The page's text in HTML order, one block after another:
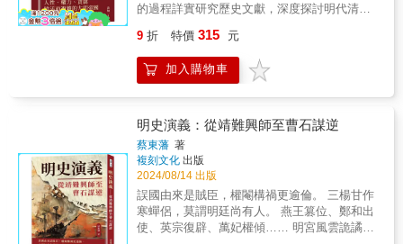
滾啊滾，終於要滾到西天啦！前面所有的劫難
只是灑灑水，目的地近在眼前，超可愛四師徒
妖取經」闖關知識遊戲本꧂✧連連看、著色
畫、小考驗、走迷宮！跟著西天取經團一起闖
關得分！✧◆來到最終集，終於有妖精不想吃
唐好男兒一名嘛！老鼠生的兒子會打洞，那老
鼠精和唐僧生的兒子會？？？（唐僧：欸不
是，大家都忘了我是個和尚嗎⋯⋯）◆居然來
到最終集，才有人想跟我們三個武藝高強的徒
弟拜師學藝，我們可是一路打爆那麼多妖怪
耶！◆桃花開爆！居然一集內有兩個妖精想嫁
我師父？兔子精其實很可愛啊～～師父你就從
農民、商人各路英雄造反的昏君都有，但逼得
自家宮女造反的，嘉靖絕對是獨一份。這次奇
官，不過個中詳情只能淪為永久的宮闈祕辛
了。我們且看李春芳是如何用《西遊記》來演
繹道聽塗說，蜘蛛精、蜈蚣精、賽太歲、朱紫
漪。 本書特色：本書為黃如一所著，透過深入
剖析《西遊記》的隱喻，揭示其背後的官場現
實和明代史實。金角大王、紅孩兒、女兒國等
情節，對應明朝的政治事件和社會現實。書中
更探討了佛教與道教的宗教競爭、皇權與私臣
的鬥爭，透過對神魔故事的解碼，提供了全新
的歷史和政治洞見。
事，則將忠臣的智慧與勇氣表現得淋漓盡致。
卷三，透過細緻描繪白圭討伐鄖陽盜賊、韓雍
攻破藤峽瑤族等戰事，展現了明朝軍事謀略與
武功。詳述汪直竊權、君臣爭鬥及反叛勢力的
鎮壓過程，揭示朝廷內部的陰謀與矛盾。此外
更描繪了君主在邊塞巡遊、與歌婦佳麗的風流
韻事，及忠臣直諫被杖斃的悲劇，描繪了明朝
中期的政治風雲和人情冷暖。
這個症狀。然而徐階身後，高拱、張居正重現
徐有貞、曹吉祥的模式，與太監結盟。張居正
貪腐問題暴露無遺，導致末世腐朽景象。歷史
評價他：「明非亡於崇禎，實亡於萬曆。」他
的改革成效受質疑，人們對他的崇拜更多是一
代，資本主義萌芽於腐朽土地中，新芽能否帶
領帝國走過歷史關口？▎復發：閹黨歸來張居
正為了與高拱爭權，重新放出了後宮政治這個
封印半世紀的邪惡力量。真正可怕的是，徐有
貞之後就是焦芳，閹黨捲土重來。這次是更凶
殘的「九千歲」魏忠賢及其黨徒顧秉謙、崔呈
秀。與此同時，一個光耀千秋的士人集團「東
的過程詳實研究歷史文獻，深度探討明代清廉
貪大明太祖朱元璋，號稱史上得國最正的開國
皇帝。出身貧苦，對貪官污吏深惡痛絕。洪武
四大案，他以雷霆手段肅清貪腐，不論是開國
清廉的大明王朝。然而，貪腐這一人類社會最
頑固的慢性病，依然在暗中伺機而動，等待重
現的機會。▎天裂之禍：太監王振的逆襲明太
祖以鐵腕肅貪奠定了永宣盛世的清廉基礎，但
貪腐這個幽靈從未遠去，只是潛伏暗處等待機
會。雖然朱元璋對貪腐的土壤進行無差別攻
擊，但最終太監成為新的宿主。當臭名昭彰的
大太監王振登上歷史舞臺，貪腐逐漸復甦，導
9 折 特價 315 元
加入購物車
明史演義：從靖難興師至曹石謀逆
蔡東藩 著
複刻文化 出版
2024/08/14 出版
誤國由來是賊臣，權閹構禍更逾倫。 三楊甘作
寒蟬侶，莫謂明廷尚有人。 燕王篡位、鄭和出
使、英宗復辟、萬妃權傾…… 明宮風雲詭譎